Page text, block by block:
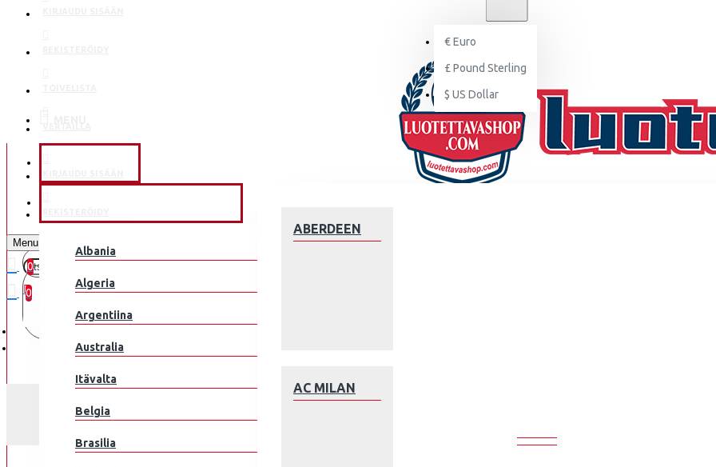
€Euro
£ Pound Sterling
$ US Dollar
Ostoskorisi on tyhjä!
ABERDEEN
AC MILAN
Albania
Algeria
Argentiina
Australia
Itävalta
Belgia
Brasilia
Menu
0
0